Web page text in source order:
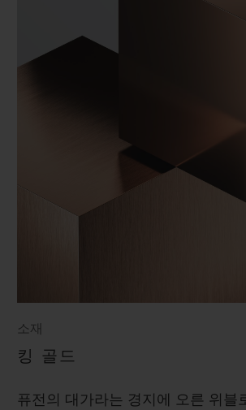
소재
킹 골드
퓨전의 대가라는 경지에 오른 위블